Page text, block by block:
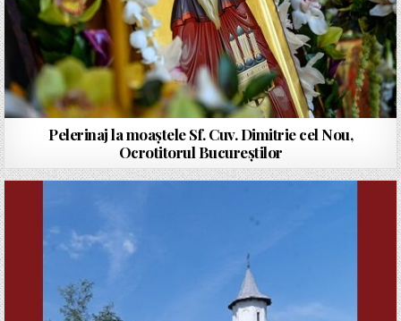
Pelerinaj la moaștele Sf. Cuv. Dimitrie cel Nou,
Ocrotitorul Bucureștilor